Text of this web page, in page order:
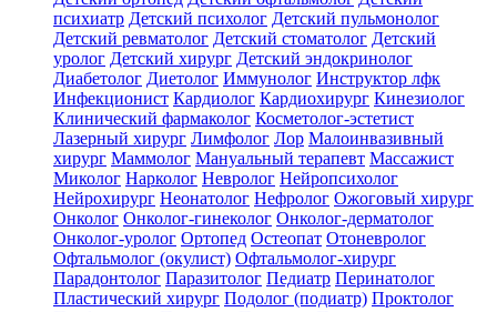
психиатр Детский психолог Детский пульмонолог
Детский ревматолог Детский стоматолог Детский
уролог Детский хирург Детский эндокринолог
Диабетолог Диетолог Иммунолог Инструктор лфк
Инфекционист Кардиолог Кардиохирург Кинезиолог
Клинический фармаколог Косметолог-эстетист
Лазерный хирург Лимфолог Лор Малоинвазивный
хирург Маммолог Мануальный терапевт Массажист
Миколог Нарколог Невролог Нейропсихолог
Нейрохирург Неонатолог Нефролог Ожоговый хирург
Онколог Онколог-гинеколог Онколог-дерматолог
Онколог-уролог Ортопед Остеопат Отоневролог
Офтальмолог (окулист) Офтальмолог-хирург
Парадонтолог Паразитолог Педиатр Перинатолог
Пластический хирург Подолог (подиатр) Проктолог